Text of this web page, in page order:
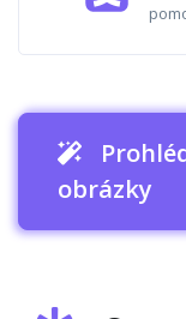
obrázky